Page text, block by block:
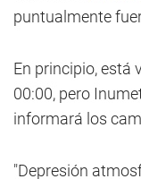
puntualmente
En principio, está
00:00, pero
informará los
"Depresión